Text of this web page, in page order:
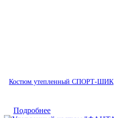
Костюм утепленный СПОРТ-ШИК
Подробнее